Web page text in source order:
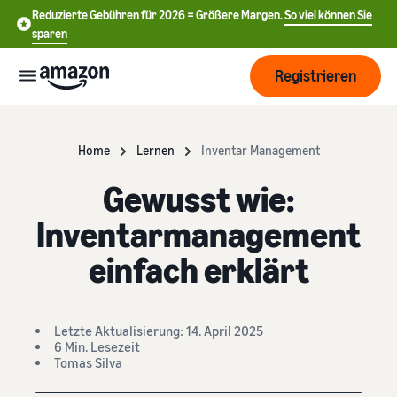
Reduzierte Gebühren für 2026 = Größere Margen.So viel können Sie
sparen
dem
Verkauf
Verkaufstarif wählen
Verkaufstarife vergleichen
Übersicht über die
Auftragsabwicklung
Versand durch Amazon
Lagern Sie Versand
Retouren und
Wachsen
Sie mehr
Kunden
Preisgestaltung
中
文
English
- GB
Deutsch
Registrieren
Home Lernen Inventar Management
Gewusst wie:
Inventarmanagement
einfach erklärt
Letzte Aktualisierung: 14. April 2025
6 Min. Lesezeit
Tomas Silva